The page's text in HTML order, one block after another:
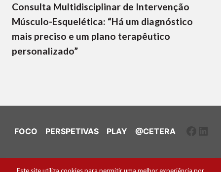
Consulta Multidisciplinar de Intervenção
Músculo-Esquelética: “Há um diagnóstico
mais preciso e um plano terapêutico
personalizado”
FOCO PERSPETIVAS PLAY @CETERA